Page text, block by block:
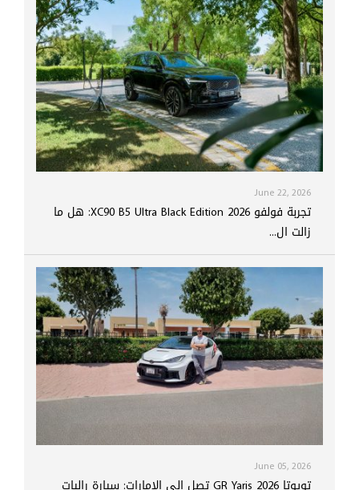
June 22, 2026
تجربة فولفو XC90 B5 Ultra Black Edition 2026: هل ما
زالت ال...
June 05, 2026